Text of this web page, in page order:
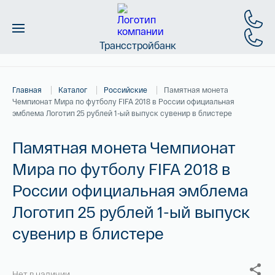
Трансстройбанк
Слитки
Новинки
Скидки
Магазин
Главная Каталог Российские
Памятная монета
Чемпионат Мира по футболу FIFA 2018 в России официальная
эмблема Логотип 25 рублей 1-ый выпуск сувенир в блистере
Памятная монета Чемпионат
Мира по футболу FIFA 2018 в
России официальная эмблема
Логотип 25 рублей 1-ый выпуск
сувенир в блистере